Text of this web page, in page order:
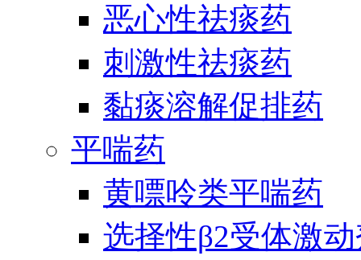
恶心性祛痰药
刺激性祛痰药
黏痰溶解促排药
平喘药
黄嘌呤类平喘药
选择性β2受体激